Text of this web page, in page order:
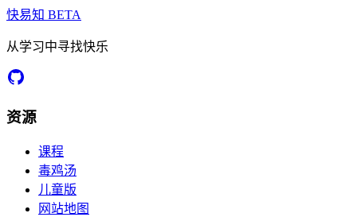
快易知 BETA
从学习中寻找快乐
资源
课程
毒鸡汤
儿童版
网站地图